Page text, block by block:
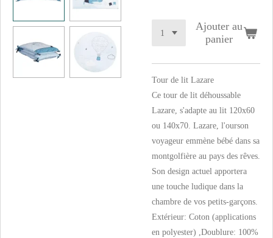
Ajouter au
panier
Tour de lit Lazare
Ce tour de lit déhoussable
Lazare, s'adapte au lit 120x60
ou 140x70. Lazare, l'ourson
voyageur emmène bébé dans sa
montgolfière au pays des rêves.
Son design actuel apportera
une touche ludique dans la
chambre de vos petits-garçons.
Extérieur: Coton (applications
en polyester) ,Doublure: 100%